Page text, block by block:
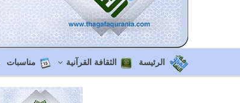
الرئيسة الثقافة القرآنية مناسبات